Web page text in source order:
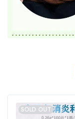
SOLD OUT